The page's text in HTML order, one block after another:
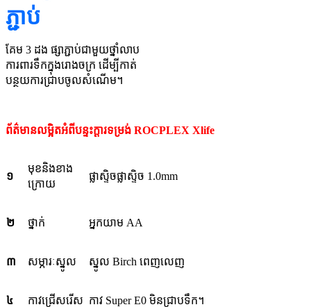
ភ្ជាប់
គែម 3 ដង ផ្សាភ្ជាប់ជាមួយថ្នាំលាប
ការពារទឹកក្នុងរោងចក្រ ដើម្បីកាត់
បន្ថយការជ្រាបចូលសំណើម។
ព័ត៌មានលម្អិតអំពីបន្ទះក្តារទម្រង់ ROCPLEX Xlife
១
មុខនិងខាង
ក្រោយ
ផ្លាស្ទិចផ្លាស្ទិច 1.0mm
២ ថ្នាក់ អ្នកយាម AA
៣ សម្ភារៈស្នូល ស្នូល Birch ពេញលេញ
៤ កាវជ្រើសរើស កាវ Super E0 មិនជ្រាបទឹក។